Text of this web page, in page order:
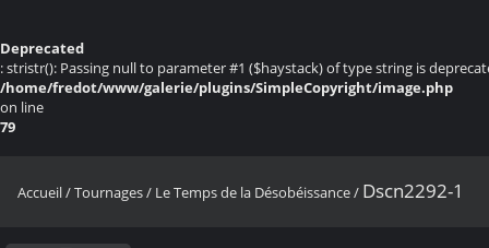
Deprecated
: stristr(): Passing null to parameter #1 ($haystack) of type string is
/home/fredot/www/galerie/plugins/SimpleCopyright/image.php
on line
79
Accueil/Tournages/ Le Temps de la Désobéissance/ Dscn2292-1